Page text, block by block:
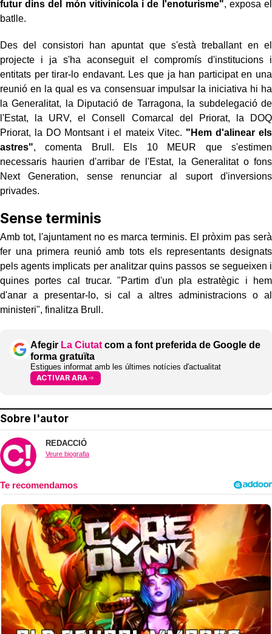
futur dins del món vitivinícola i de l'enoturisme", exposa el
batlle.
Des del consistori han apuntat que s'està treballant en el
projecte i ja s'ha aconseguit el compromís d'institucions i
entitats per tirar-lo endavant. Les que ja han participat en una
reunió en la qual es va consensuar impulsar la iniciativa hi ha
la Generalitat, la Diputació de Tarragona, la subdelegació de
l'Estat, la URV, el Consell Comarcal del Priorat, la DOQ
Priorat, la DO Montsant i el mateix Vitec. "Hem d'alinear els
astres", comenta Brull. Els 10 MEUR que s'estimen
necessaris haurien d'arribar de l'Estat, la Generalitat o fons
Next Generation, sense renunciar al suport d'inversions
privades.
Sense terminis
Amb tot, l'ajuntament no es marca terminis. El pròxim pas serà
fer una primera reunió amb tots els representants designats
pels agents implicats per analitzar quins passos se segueixen i
quines portes cal trucar. "Partim d'un pla estratègic i hem
d'anar a presentar-lo, si cal a altres administracions o al
ministeri", finalitza Brull.
Afegir La Ciutat com a font preferida de Google de
forma gratuïta
Estigues informat amb les últimes notícies d'actualitat
ACTIVAR ARA
Sobre l'autor
REDACCIÓ
Veure biografia